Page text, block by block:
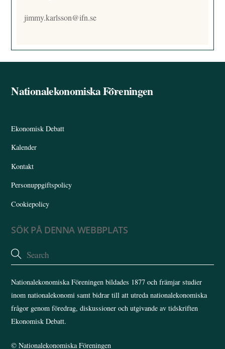
jimmy.karlsson@ifn.se
Back
Nationalekonomiska Föreningen
Ekonomisk Debatt
Kalender
Kontakt
Personuppgiftspolicy
Cookiepolicy
SÖK PÅ DENNA WEBBPLATS
Nationalekonomiska Föreningen bildades 1877 och främjar studier
inom nationalekonomi samt bidrar till att utreda nationalekonomiska
frågor genom föredrag, diskussioner och utgivande av tidskriften
Ekonomisk Debatt.
©Nationalekonomiska Föreningen